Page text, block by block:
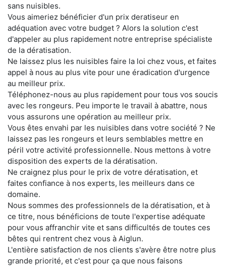
sans nuisibles.
Vous aimeriez bénéficier d'un prix deratiseur en
adéquation avec votre budget ? Alors la solution c'est
d'appeler au plus rapidement notre entreprise spécialiste
de la dératisation.
Ne laissez plus les nuisibles faire la loi chez vous, et faites
appel à nous au plus vite pour une éradication d'urgence
au meilleur prix.
Téléphonez-nous au plus rapidement pour tous vos soucis
avec les rongeurs. Peu importe le travail à abattre, nous
vous assurons une opération au meilleur prix.
Vous êtes envahi par les nuisibles dans votre société ? Ne
laissez pas les rongeurs et leurs semblables mettre en
péril votre activité professionnelle. Nous mettons à votre
disposition des experts de la dératisation.
Ne craignez plus pour le prix de votre dératisation, et
faites confiance à nos experts, les meilleurs dans ce
domaine.
Nous sommes des professionnels de la dératisation, et à
ce titre, nous bénéficions de toute l'expertise adéquate
pour vous affranchir vite et sans difficultés de toutes ces
bêtes qui rentrent chez vous à Aiglun.
L'entière satisfaction de nos clients s'avère être notre plus
grande priorité, et c'est pour ça que nous faisons